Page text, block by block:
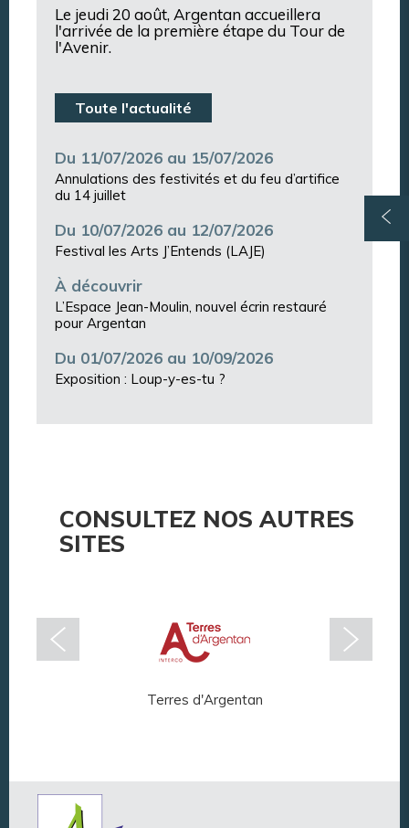
Le jeudi 20 août, Argentan accueillera
l'arrivée de la première étape du Tour de
l'Avenir.
Toute l'actualité
Du 11/07/2026 au 15/07/2026
Annulations des festivités et du feu d’artifice
du 14 juillet
Du 10/07/2026 au 12/07/2026
Festival les Arts J’Entends (LAJE)
À découvrir
L’Espace Jean-Moulin, nouvel écrin restauré
pour Argentan
Du 01/07/2026 au 10/09/2026
Exposition : Loup-y-es-tu ?
CONSULTEZ NOS AUTRES
SITES
Terres d'Argentan